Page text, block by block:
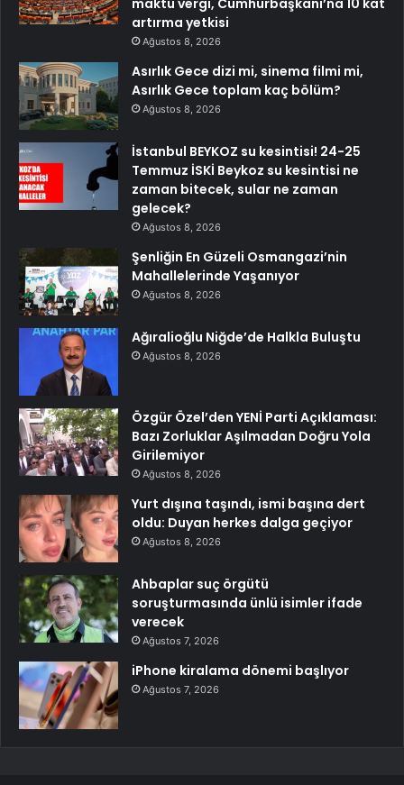
maktu vergi, Cumhurbaşkanı’na 10 kat
artırma yetkisi
Ağustos 8, 2026
Asırlık Gece dizi mi, sinema filmi mi,
Asırlık Gece toplam kaç bölüm?
Ağustos 8, 2026
İstanbul BEYKOZ su kesintisi! 24-25
Temmuz İSKİ Beykoz su kesintisi ne
zaman bitecek, sular ne zaman
gelecek?
Ağustos 8, 2026
Şenliğin En Güzeli Osmangazi’nin
Mahallelerinde Yaşanıyor
Ağustos 8, 2026
Ağıralioğlu Niğde’de Halkla Buluştu
Ağustos 8, 2026
Özgür Özel’den YENİ Parti Açıklaması:
Bazı Zorluklar Aşılmadan Doğru Yola
Girilemiyor
Ağustos 8, 2026
Yurt dışına taşındı, ismi başına dert
oldu: Duyan herkes dalga geçiyor
Ağustos 8, 2026
Ahbaplar suç örgütü
soruşturmasında ünlü isimler ifade
verecek
Ağustos 7, 2026
iPhone kiralama dönemi başlıyor
Ağustos 7, 2026